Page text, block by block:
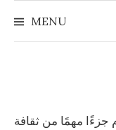
inhoud
springen
MENU
جزءًا مهمًا من ثقافة